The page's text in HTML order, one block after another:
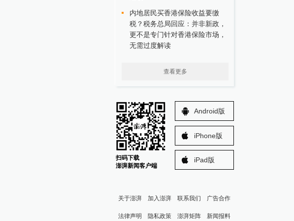
内地居民买香港保险收益要缴
税？税务总局回应：并非新政，
更不是专门针对香港保险市场，
无需过度解读
查看更多
扫码下载
澎湃新闻客户端
Android版
iPhone版
iPad版
关于澎湃 加入澎湃 联系我们 广告合作
法律声明 隐私政策 澎湃矩阵 新闻报料